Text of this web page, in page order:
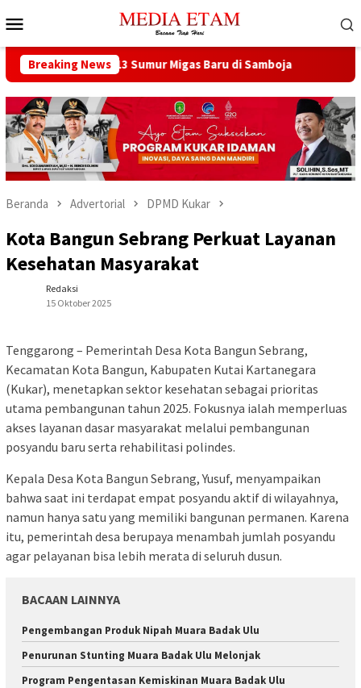
ke
Mobile
Breaking News
Buka 13 Sumur Migas Baru di Samboja
Beranda Advertorial DPMD Kukar
Kota Bangun Sebrang Perkuat Layanan
Kesehatan Masyarakat
Redaksi
15 Oktober 2025
Tenggarong – Pemerintah Desa Kota Bangun Sebrang,
Kecamatan Kota Bangun, Kabupaten Kutai Kartanegara
(Kukar), menetapkan sektor kesehatan sebagai prioritas
utama pembangunan tahun 2025. Fokusnya ialah memperluas
akses layanan dasar masyarakat melalui pembangunan
posyandu baru serta rehabilitasi polindes.
Kepala Desa Kota Bangun Sebrang, Yusuf, menyampaikan
bahwa saat ini terdapat empat posyandu aktif di wilayahnya,
namun hanya satu yang memiliki bangunan permanen. Karena
itu, pemerintah desa berupaya menambah jumlah posyandu
agar pelayanan bisa lebih merata di seluruh dusun.
BACAAN LAINNYA
Pengembangan Produk Nipah Muara Badak Ulu
Penurunan Stunting Muara Badak Ulu Melonjak
Program Pengentasan Kemiskinan Muara Badak Ulu